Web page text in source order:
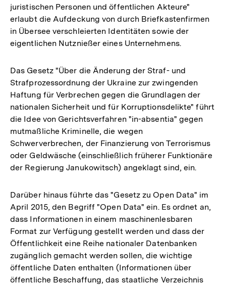
juristischen Personen und öffentlichen Akteure"
erlaubt die Aufdeckung von durch Briefkastenfirmen
in Übersee verschleierten Identitäten sowie der
eigentlichen Nutznießer eines Unternehmens.
Das Gesetz "Über die Änderung der Straf- und
Strafprozessordnung der Ukraine zur zwingenden
Haftung für Verbrechen gegen die Grundlagen der
nationalen Sicherheit und für Korruptionsdelikte" führt
die Idee von Gerichtsverfahren "in-absentia" gegen
mutmaßliche Kriminelle, die wegen
Schwerverbrechen, der Finanzierung von Terrorismus
oder Geldwäsche (einschließlich früherer Funktionäre
der Regierung Janukowitsch) angeklagt sind, ein.
Darüber hinaus führte das "Gesetz zu Open Data" im
April 2015, den Begriff "Open Data" ein. Es ordnet an,
dass Informationen in einem maschinenlesbaren
Format zur Verfügung gestellt werden und dass der
Öffentlichkeit eine Reihe nationaler Datenbanken
zugänglich gemacht werden sollen, die wichtige
öffentliche Daten enthalten (Informationen über
öffentliche Beschaffung, das staatliche Verzeichnis